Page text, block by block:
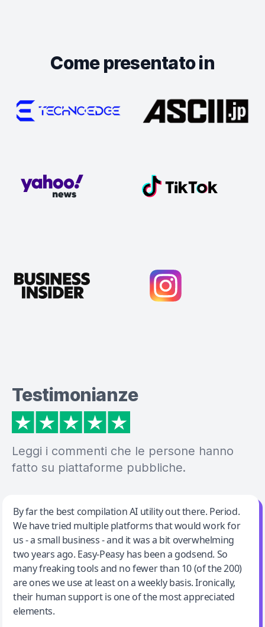
Come presentato in
Testimonianze
Leggi i commenti che le persone hanno
fatto su piattaforme pubbliche.
Jeff Wilson
By far the best compilation AI utility
By far the best compilation AI utility out there. Period.
We have tried multiple platforms that would work for
us - a small business - and it was a bit overwhelming
two years ago. Easy-Peasy has been a godsend. So
many freaking tools and no fewer than 10 (of the 200)
are ones we use at least on a weekly basis. Ironically,
their human support is one of the most appreciated
elements.